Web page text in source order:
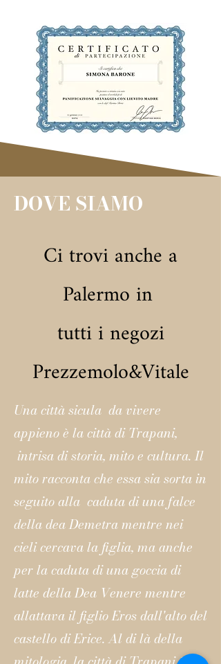
DOVE SIAMO
Ci trovi anche a
Palermo in
tutti i negozi
Prezzemolo&Vitale
Una città sicula da vivere
appieno è la città di Trapani,
intrisa di storia, mito e cultura. Il
mito racconta che essa sia sorta in
seguito alla caduta di una falce
della dea Demetra mentre nei
cieli cercava la figlia, ma anche
per la caduta di una goccia di
latte della Dea Venere mentre
allattava il figlio Eros dall'alto del
castello di Erice. Al di là della